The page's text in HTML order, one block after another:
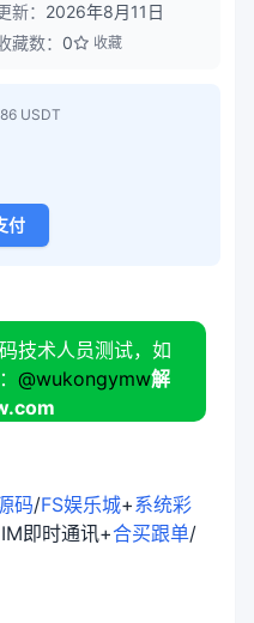
新： 2026年8月11日
藏数： 0 收藏
USDT
付
技术人员测试，如
@wukongymw解
码/FS娱乐城+系统彩
即时通讯+合买跟单/